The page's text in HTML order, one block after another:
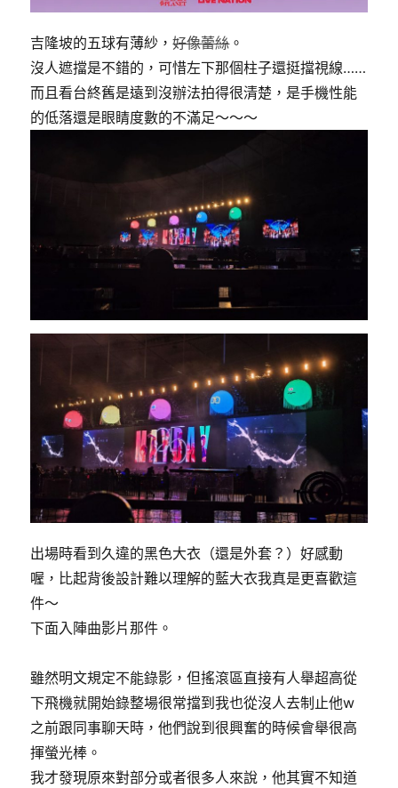
吉隆坡的五球有薄紗，好像蕾絲。
沒人遮擋是不錯的，可惜左下那個柱子還挺擋視線……
而且看台終舊是遠到沒辦法拍得很清楚，是手機性能
的低落還是眼睛度數的不滿足～～～
出場時看到久違的黑色大衣（還是外套？）好感動
喔，比起背後設計難以理解的藍大衣我真是更喜歡這
件～
下面入陣曲影片那件。
雖然明文規定不能錄影，但搖滾區直接有人舉超高從
下飛機就開始錄整場很常擋到我也從沒人去制止他w
之前跟同事聊天時，他們說到很興奮的時候會舉很高
揮螢光棒。
我才發現原來對部分或者很多人來說，他其實不知道